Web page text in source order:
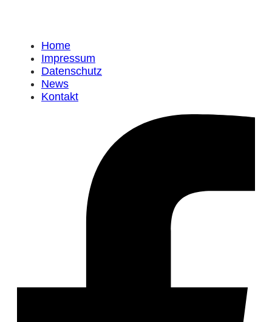
Home
Impressum
Datenschutz
News
Kontakt